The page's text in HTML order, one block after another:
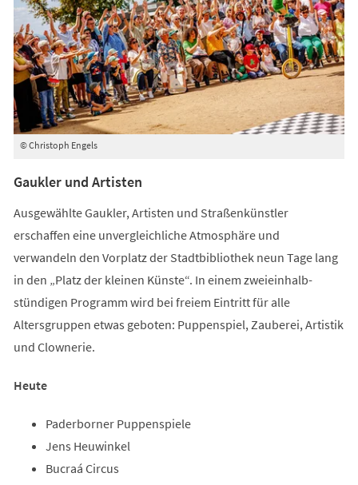
© Christoph Engels
Gaukler und Artisten
Ausgewählte Gaukler, Artisten und Straßenkünstler
erschaffen eine unvergleichliche Atmosphäre und
verwandeln den Vorplatz der Stadtbibliothek neun Tage lang
in den „Platz der kleinen Künste“. In einem zweieinhalb-
stündigen Programm wird bei freiem Eintritt für alle
Altersgruppen etwas geboten: Puppenspiel, Zauberei, Artistik
und Clownerie.
Heute
Paderborner Puppenspiele
Jens Heuwinkel
Bucraá Circus